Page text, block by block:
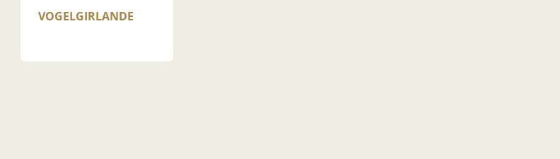
VOGEL­GIRLANDE